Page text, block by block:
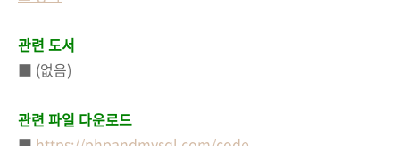
관련 도서
■ (없음)
관련 파일 다운로드